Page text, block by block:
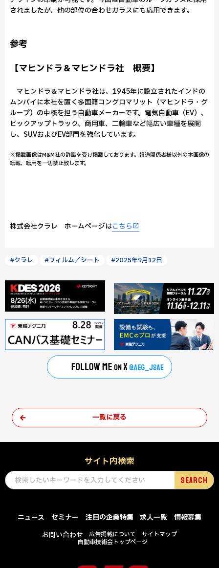
されましたが、他の部位の合わせガラスにも応用できます。
参考
【マヒンドラ＆マヒンドラ社 概要】
マヒンドラ＆マヒンドラ社は、1945年に設立されたインドの
ムンバイに本社を置く多国籍コングロマリット（マヒンドラ・グ
ループ）の中核を担う自動車メーカーです。電気自動車（EV）、
ピックアップトラック、商用車、二輪車など幅広い車種を展開
し、SUVおよびEV部門を強化しています。
※掲載画像はM&M社の許諾を受け掲載しております。報道関係者様以外の本画像の
転載、転用を一切禁止致します。
株式会社クラレ ホームページはこちら
#クラレ #フィルム／シート #2025年9月12日
一覧に戻る
サイト内検索
ニュース セミナー 注目の企業特集 求人一覧
情報募集
お問い合わせ
広告掲載について
サイトマップ
自動車技術会トップページ